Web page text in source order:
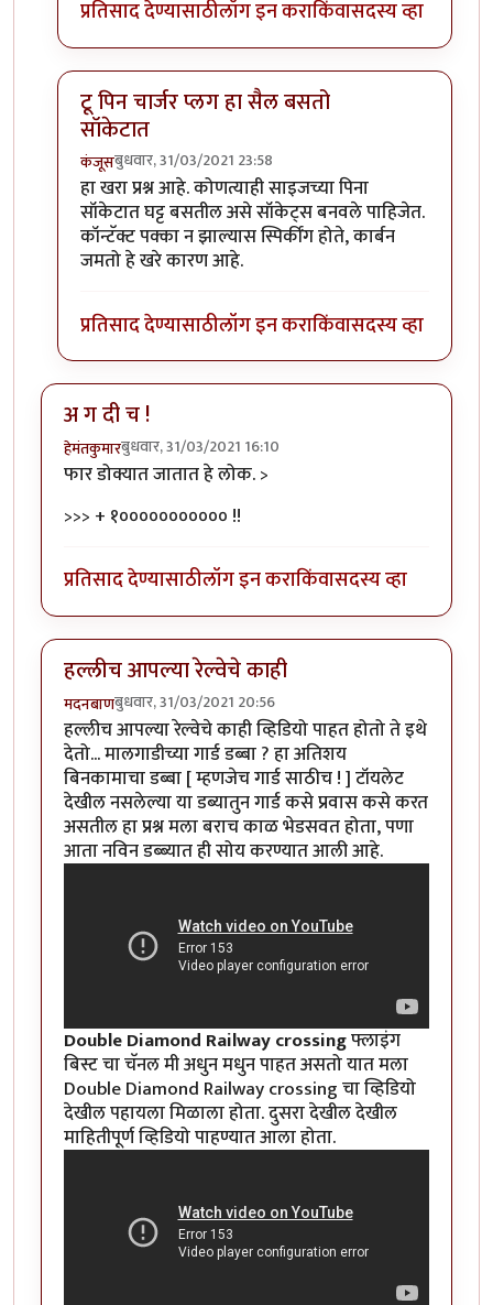
प्रतिसाद देण्यासाठीलॉग इन कराकिंवासदस्य व्हा
टू पिन चार्जर प्लग हा सैल बसतो
सॉकेटात
कंजूसबुधवार, 31/03/2021 23:58
In reply toमहत्वाचा निर्णय विचाराधीनby
हा खरा प्रश्न आहे. कोणत्याही साइजच्या पिना
सॉकेटात घट्ट बसतील असे सॉकेट्स बनवले पाहिजेत.
कॉन्टॅक्ट पक्का न झाल्यास स्पिर्कींग होते, कार्बन
जमतो हे खरे कारण आहे.
प्रतिसाद देण्यासाठीलॉग इन कराकिंवासदस्य व्हा
अ ग दी च !
हेमंतकुमारबुधवार, 31/03/2021 16:10
फार डोक्यात जातात हे लोक. >
>>> + १००००००००००० !!
प्रतिसाद देण्यासाठीलॉग इन कराकिंवासदस्य व्हा
हल्लीच आपल्या रेल्वेचे काही
मदनबाणबुधवार, 31/03/2021 20:56
हल्लीच आपल्या रेल्वेचे काही व्हिडियो पाहत होतो ते इथे
देतो... मालगाडीच्या गार्ड डब्बा ? हा अतिशय
बिनकामाचा डब्बा [ म्हणजेच गार्ड साठीच ! ] टॉयलेट
देखील नसलेल्या या डब्यातुन गार्ड कसे प्रवास कसे करत
असतील हा प्रश्न मला बराच काळ भेडसवत होता, पणा
आता नविन डब्ब्यात ही सोय करण्यात आली आहे.
Double Diamond Railway crossingफ्लाइंग
बिस्ट चा चॅनल मी अधुन मधुन पाहत असतो यात मला
Double Diamond Railway crossing चा व्हिडियो
देखील पहायला मिळाला होता. दुसरा देखील देखील
माहितीपूर्ण व्हिडियो पाहण्यात आला होता.